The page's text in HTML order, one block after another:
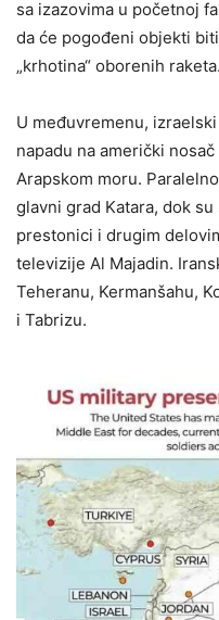
sa izazovima u početnoj
da će pogođeni objekti
„krhotina“ oborenih raketa.
U međuvremenu,
napadu na američki
Arapskom moru.
glavni grad Katara, dok
prestonici i drugim
televizije Al Majadin.
Teheranu, Kermanšahu,
i Tabrizu.